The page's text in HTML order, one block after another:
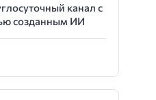
канал с
созданным ИИ